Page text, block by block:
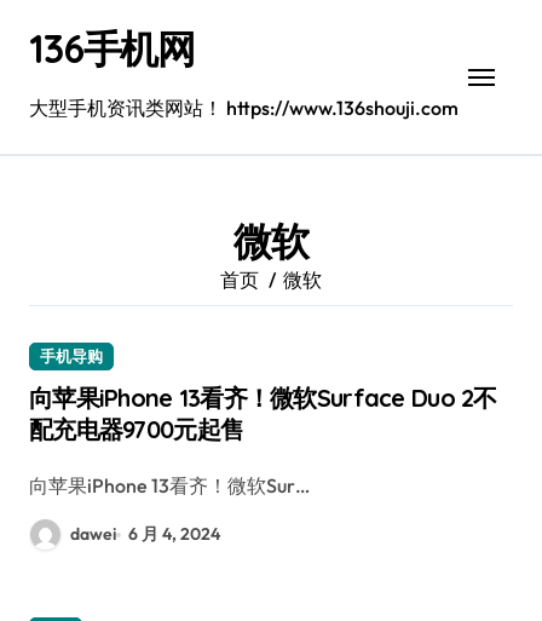
136手机网
大型手机资讯类网站！ https://www.136shouji.com
微软
首页 微软
手机导购
向苹果iPhone 13看齐！微软Surface Duo 2不
配充电器9700元起售
向苹果iPhone 13看齐！微软Sur…
dawei 6 月 4, 2024